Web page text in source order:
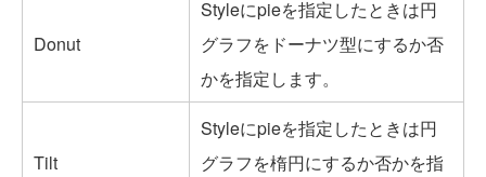
Donut
Styleにpieを指定したときは円
グラフをドーナツ型にするか否
かを指定します。
Tilt
Styleにpieを指定したときは円
グラフを楕円にするか否かを指